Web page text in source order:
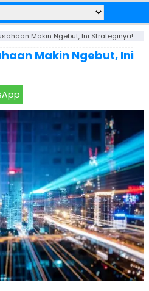
Makin Ngebut, Ini Strateginya!
Makin Ngebut, Ini